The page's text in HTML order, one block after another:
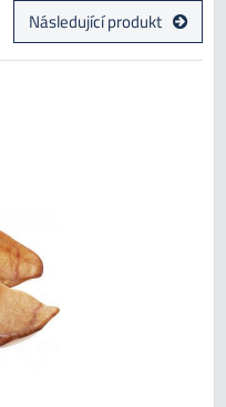
Následující produkt